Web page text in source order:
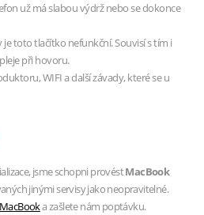
už má slabou výdrž nebo se dokonce
toto tlačítko nefunkční. Souvisí s tím i
při hovoru.
WIFI a další závady, které se u
jsme schopni provéstMacBook
jinými servisy jako neopravitelné.
a zašlete nám poptávku.